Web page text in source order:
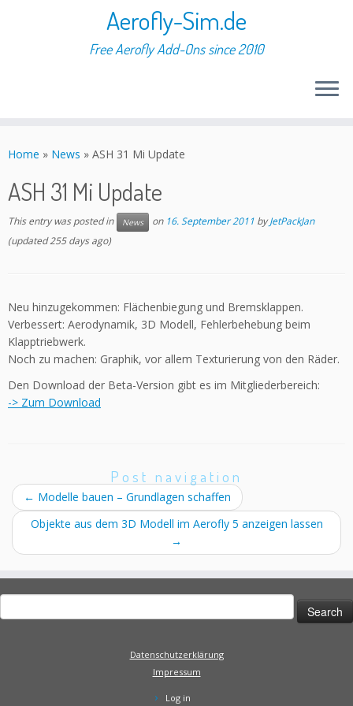
to
Aerofly-Sim.de
Free Aerofly Add-Ons since 2010
Home » News » ASH 31 Mi Update
ASH 31 Mi Update
This entry was posted in News on 16. September 2011 byJetPackJan
(updated 255 days ago)
Neu hinzugekommen: Flächenbiegung und Bremsklappen.
Verbessert: Aerodynamik, 3D Modell, Fehlerbehebung beim
Klapptriebwerk.
Noch zu machen: Graphik, vor allem Texturierung von den Räder.
Den Download der Beta-Version gibt es im Mitgliederbereich:
-> Zum Download
Post navigation
← Modelle bauen – Grundlagen schaffen
Objekte aus dem 3D Modell im Aerofly 5 anzeigen lassen
→
Search
for:
Datenschutzerklärung
Impressum
Log in